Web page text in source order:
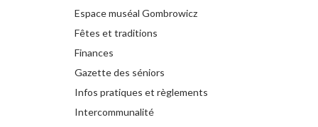
Espace muséal Gombrowicz
Fêtes et traditions
Finances
Gazette des séniors
Infos pratiques et règlements
Intercommunalité